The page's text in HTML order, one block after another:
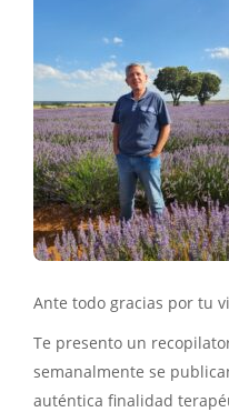
Ante todo gracias por tu
Te presento un
semanalmente se
auténtica finalidad